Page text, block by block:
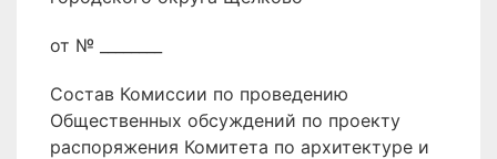
от № ________
Состав Комиссии по проведению
Общественных обсуждений по проекту
распоряжения Комитета по архитектуре и